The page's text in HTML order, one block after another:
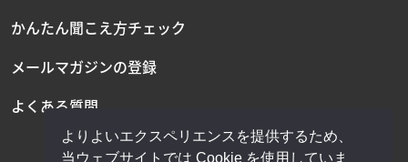
かんたん聞こえ方チェック
メールマガジンの登録
よくある質問
よりよいエクスペリエンスを提供するため、
当ウェブサイトでは Cookie を使用していま